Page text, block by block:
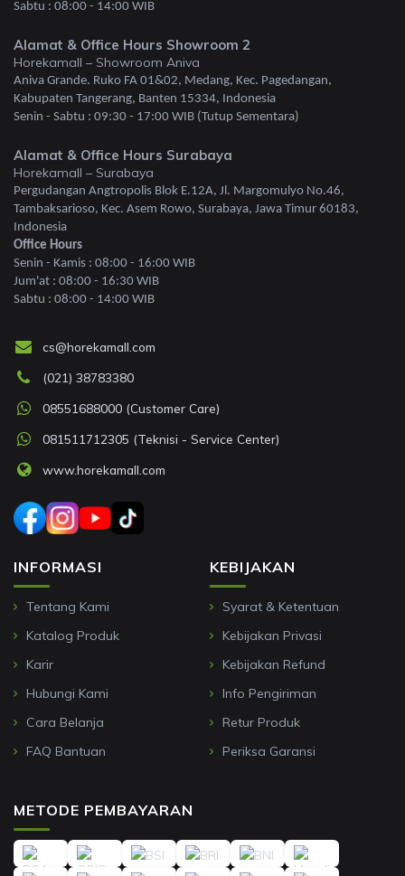
Sabtu : 08:00 - 14:00 WIB
Alamat & Office Hours Showroom 2
Horekamall – Showroom Aniva
Aniva Grande. Ruko FA 01&02, Medang, Kec. Pagedangan,
Kabupaten Tangerang, Banten 15334, Indonesia
Senin - Sabtu : 09:30 - 17:00 WIB (Tutup Sementara)
Alamat & Office Hours Surabaya
Horekamall – Surabaya
Pergudangan Angtropolis Blok E.12A, Jl. Margomulyo No.46,
Tambaksarioso, Kec. Asem Rowo, Surabaya, Jawa Timur 60183,
Indonesia
Office Hours
Senin - Kamis : 08:00 - 16:00 WIB
Jum'at : 08:00 - 16:30 WIB
Sabtu : 08:00 - 14:00 WIB
INFORMASI
Tentang Kami
Katalog Produk
Karir
Hubungi Kami
Cara Belanja
FAQ Bantuan
KEBIJAKAN
Syarat & Ketentuan
Kebijakan Privasi
Kebijakan Refund
Info Pengiriman
Retur Produk
Periksa Garansi
cs@horekamall.com
(021) 38783380
08551688000 (Customer Care)
081511712305 (Teknisi - Service Center)
www.horekamall.com
METODE PEMBAYARAN